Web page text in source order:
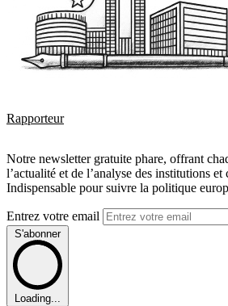
Rapporteur
Notre newsletter gratuite phare, offrant
l’actualité et de l’analyse des institutions et
Indispensable pour suivre la politique
Entrez votre email
S'abonner
Loading...